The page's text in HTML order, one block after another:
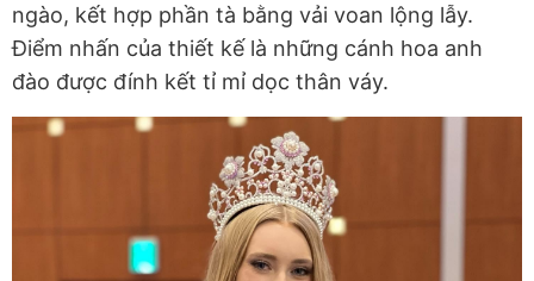
ngào, kết hợp phần tà bằng vải voan lộng lẫy.
Điểm nhấn của thiết kế là những cánh hoa anh
đào được đính kết tỉ mỉ dọc thân váy.